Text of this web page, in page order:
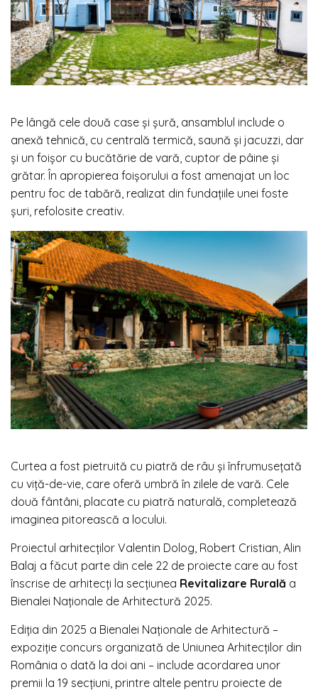
Pe lângă cele două case și șură, ansamblul include o
anexă tehnică, cu centrală termică, saună și jacuzzi, dar
și un foișor cu bucătărie de vară, cuptor de pâine și
grătar. În apropierea foișorului a fost amenajat un loc
pentru foc de tabără, realizat din fundațiile unei foste
șuri, refolosite creativ.
Curtea a fost pietruită cu piatră de râu și înfrumusețată
cu viță-de-vie, care oferă umbră în zilele de vară. Cele
două fântâni, placate cu piatră naturală, completează
imaginea pitorească a locului.
Proiectul arhitecților Valentin Dolog, Robert Cristian, Alin
Balaj a făcut parte din cele 22 de proiecte care au fost
înscrise de arhitecți la secțiunea Revitalizare Rurală a
Bienalei Naționale de Arhitectură 2025.
Ediția din 2025 a Bienalei Naționale de Arhitectură –
expoziție concurs organizată de Uniunea Arhitecților din
România o dată la doi ani – include acordarea unor
premii la 19 secțiuni, printre altele pentru proiecte de